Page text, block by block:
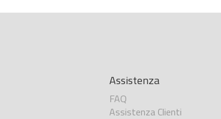
Assistenza
FAQ
Assistenza Clienti